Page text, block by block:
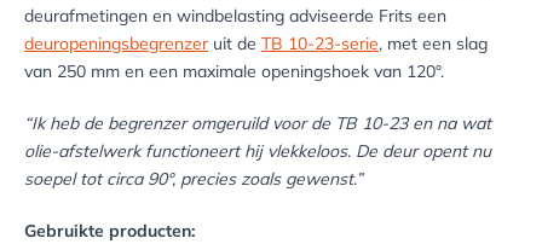
deurafmetingen en windbelasting adviseerde Frits een
deuropeningsbegrenzer uit de TB 10-23-serie, met een slag
van 250 mm en een maximale openingshoek van 120°.
“Ik heb de begrenzer omgeruild voor de TB 10-23 en na wat
olie-afstelwerk functioneert hij vlekkeloos. De deur opent nu
soepel tot circa 90°, precies zoals gewenst.”
Gebruikte producten: